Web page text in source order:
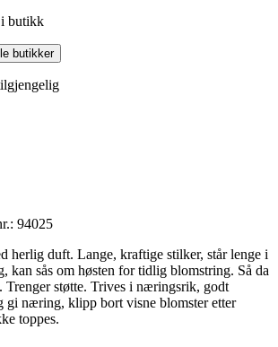
butikk
butikker
94025
herlig duft. Lange, kraftige stilker, står lenge i
kan sås om høsten for tidlig blomstring. Så da
Trenger støtte. Trives i næringsrik, godt
gi næring, klipp bort visne blomster etter
toppes.